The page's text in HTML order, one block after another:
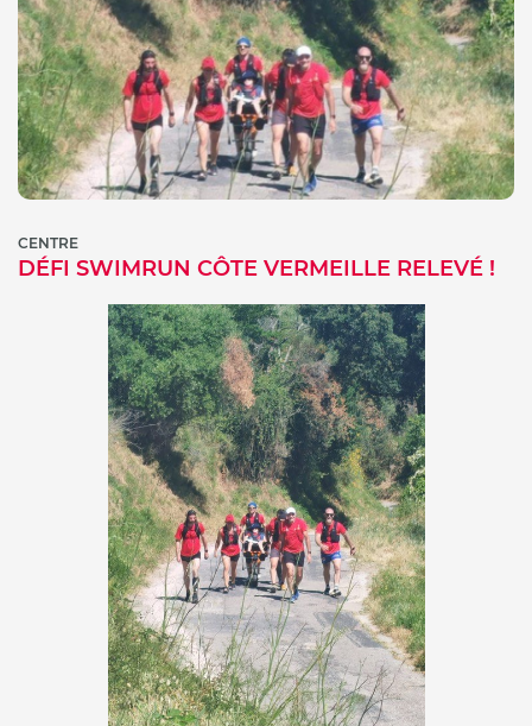
CENTRE
DÉFI SWIMRUN CÔTE VERMEILLE RELEVÉ !